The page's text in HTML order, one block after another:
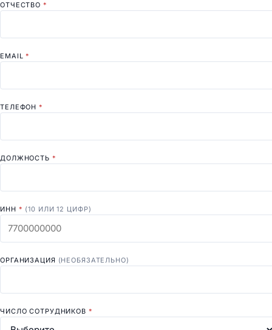
ОТЧЕСТВО *
EMAIL*
ТЕЛЕФОН*
ДОЛЖНОСТЬ *
ИНН * (10 ИЛИ 12 ЦИФР)
ОРГАНИЗАЦИЯ (НЕОБЯЗАТЕЛЬНО)
ЧИСЛО СОТРУДНИКОВ *